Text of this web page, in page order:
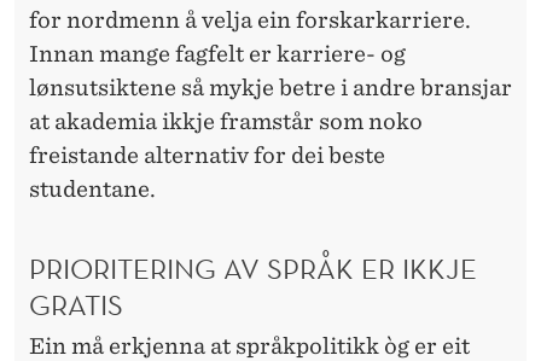
for nordmenn å velja ein forskarkarriere.
Innan mange fagfelt er karriere- og
lønsutsiktene så mykje betre i andre bransjar
at akademia ikkje framstår som noko
freistande alternativ for dei beste
studentane.
PRIORITERING AV SPRÅK ER IKKJE
GRATIS
Ein må erkjenna at språkpolitikk òg er eit